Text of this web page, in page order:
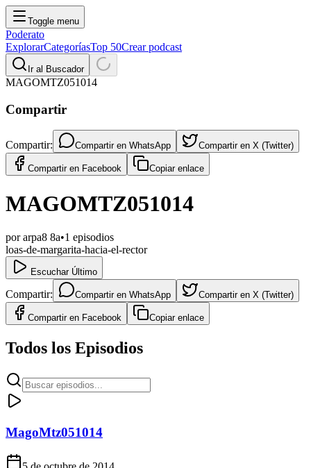
Toggle menu
Poderato
ExplorarCategoríasTop 50Crear podcast
Ir al Buscador
MAGOMTZ051014
Compartir
Compartir: Compartir en WhatsApp Compartir en X (Twitter)
Compartir en Facebook Copiar enlace
MAGOMTZ051014
porarpa8 8a•1 episodios
loas-de-margarita-hacia-el-rector
Escuchar Último
Compartir: Compartir en WhatsApp Compartir en X (Twitter)
Compartir en Facebook Copiar enlace
Todos los Episodios
MagoMtz051014